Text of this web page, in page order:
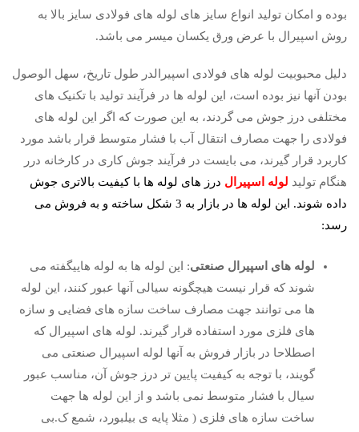
بوده و امکان تولید انواع سایز های لوله های فولادی سایز بالا به
روش اسپیرال با عرض ورق یکسان میسر می باشد.
دلیل محبوبیت لوله های فولادی اسپیرالدر طول تاریخ، سهل الوصول
بودن آنها نیز بوده است، این لوله ها در فرآیند تولید با تکنیک های
مختلفی درز جوش می گردند، به این صورت که اگر این لوله های
فولادی را جهت مصارف انتقال آب با فشار متوسط قرار باشد مورد
کاربرد قرار گیرند، می بایست در فرآیند جوش کاری در کارخانه درر
هنگام تولید لوله اسپیرال درز های لوله ها با کیفیت بالاتری جوش
داده شوند. این لوله ها در بازار به 3 شکل ساخته و به فروش می
رسد:
لوله های اسپیرال صنعتی: این لوله ها به لوله هاییگفته می
شوند که قرار نیست هیچگونه سیالی آنها عبور کنند، این لوله
ها می توانند جهت مصارف ساخت سازه های فضایی و سازه
های فلزی مورد استفاده قرار گیرند. لوله های اسپیرال که
اصطلاحا در بازار فروش به آنها لوله اسپیرال صنعتی می
گویند، با توجه به کیفیت پایین تر درز جوش آن، مناسب عبور
سیال با فشار متوسط نمی باشد و از این لوله ها جهت
ساخت سازه های فلزی ( مثلا پایه ی بیلبورد، شمع ک.بی